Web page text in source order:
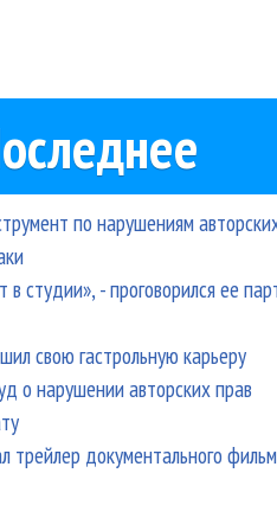
по нарушениям
в студии», - проговорился ее
свою гастрольную карьеру
о нарушении авторских прав
трейлер документального